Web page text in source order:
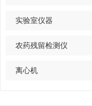
实验室仪器
农药残留检测仪
离心机